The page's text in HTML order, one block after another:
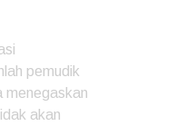
pemudik
menegaskan
akan